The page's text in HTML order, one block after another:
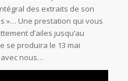
des extraits de son
»… Une prestation qui vous
d’ailes jusqu’au
se produira le 13 mai
nous…